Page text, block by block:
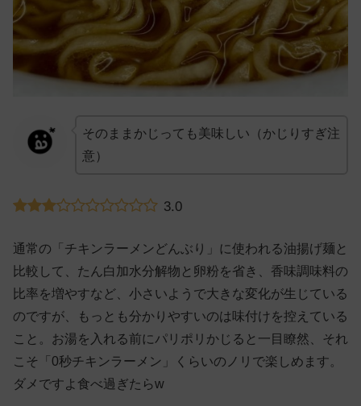
そのままかじっても美味しい（かじりすぎ注
意）
3.0
通常の「チキンラーメンどんぶり」に使われる油揚げ麺と
比較して、たん白加水分解物と卵粉を省き、香味調味料の
比率を増やすなど、小さいようで大きな変化が生じている
のですが、もっとも分かりやすいのは味付けを控えている
こと。お湯を入れる前にパリポリかじると一目瞭然、それ
こそ「0秒チキンラーメン」くらいのノリで楽しめます。
ダメですよ食べ過ぎたらw